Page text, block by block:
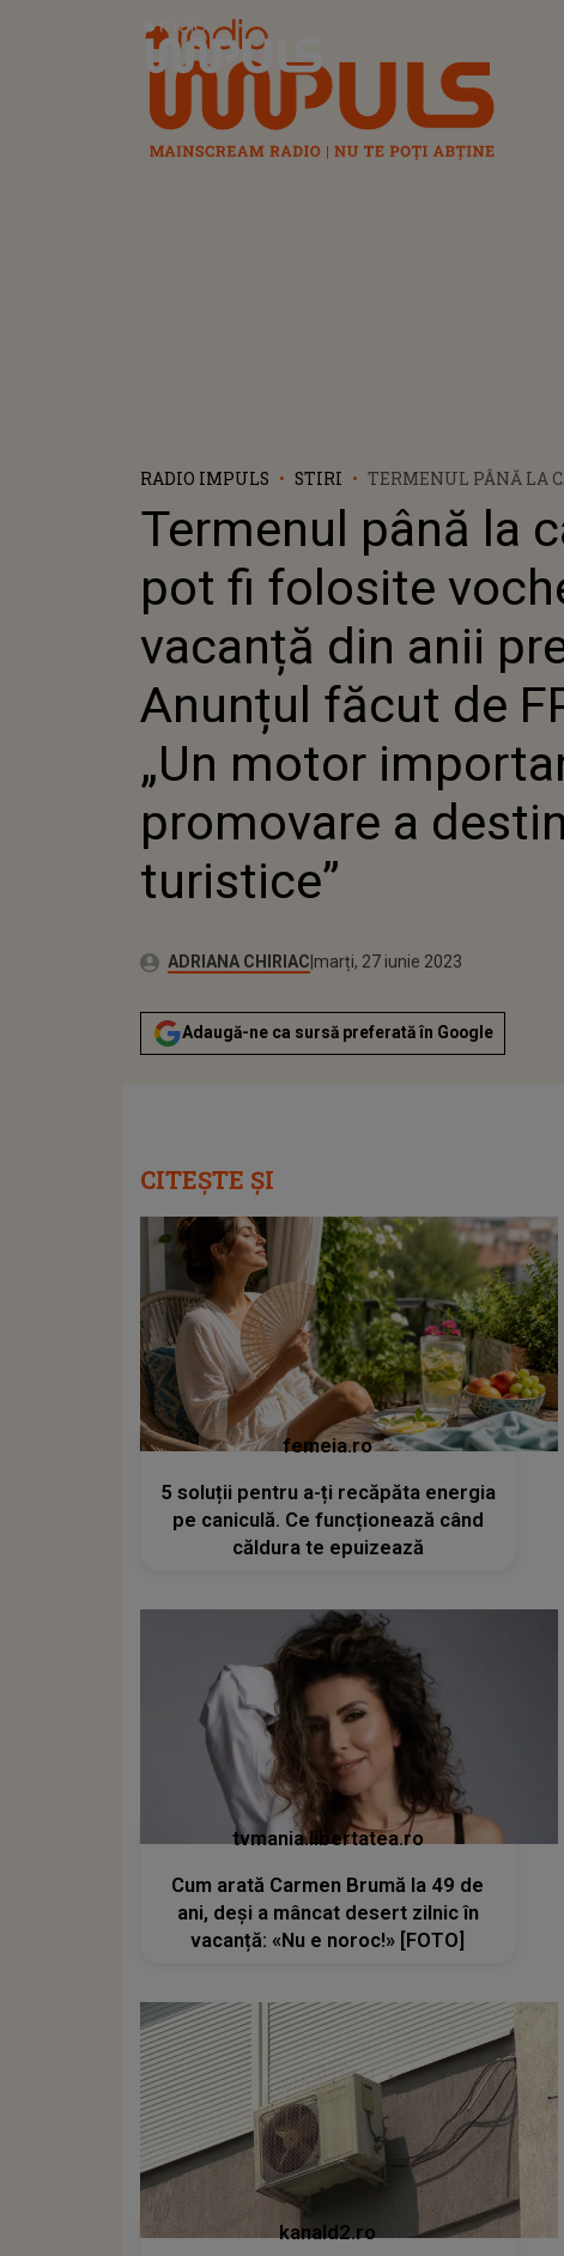
Radio Impuls
RADIO IMPULS STIRI
TERMENUL PÂNĂ LA
ANII PRECEDENȚI!
FPIOR: „UN MOTOR
PROMOVARE A
Termenul până la
pot fi folosite
vacanță din anii
Anunțul făcut de
„Un motor
promovare a
turistice”
Autor:ADRIANA CHIRIACPublicat:
luni, 27 iunie 2022
Actualizat:
marți, 27 iunie 2023
Adaugă-ne ca sursă preferată în Google
CITEȘTE ȘI
femeia.ro
5 soluții pentru a-ți recăpăta energia
pe caniculă. Ce funcționează când
căldura te epuizează
tvmania.libertatea.ro
Cum arată Carmen Brumă la 49 de
ani, deși a mâncat desert zilnic în
vacanță: «Nu e noroc!» [FOTO]
kanald2.ro